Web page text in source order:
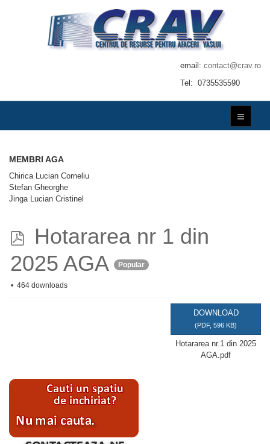
email: contact@crav.ro
Tel: 0735535590
MEMBRI AGA
Chirica Lucian Corneliu
Stefan Gheorghe
Jinga Lucian Cristinel
p
d
f
Hotararea nr 1 din
2025 AGA
Popular
464 downloads
DOWNLOAD
(PDF, 596 KB)
Hotararea nr.1 din 2025
AGA.pdf